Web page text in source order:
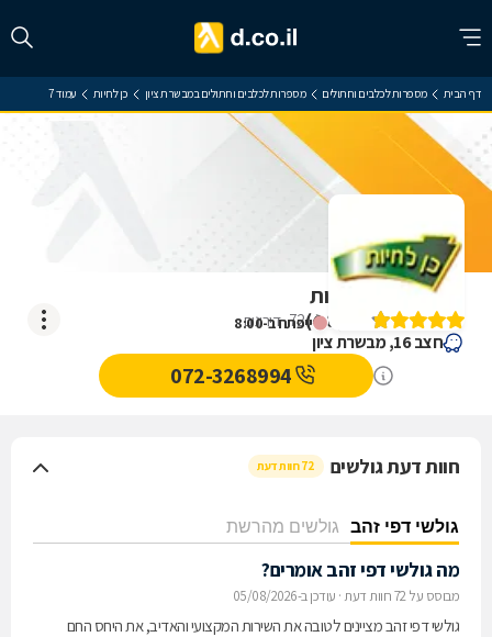
דף הבית מספרות לכלבים וחתולים מספרות לכלבים וחתולים במבשרת ציון כן לחיות עמוד 7
ייפתח ב-8:00
ביקורת על כן לחיות
4.8
)
72דירוגים
חצב 16, מבשרת ציון
072-3268994
חוות דעת גולשים 72 חוות דעת
גולשי דפי זהב גולשים מהרשת
מה גולשי דפי זהב אומרים?
מבוסס על 72 חוות דעת · עודכן ב-05/08/2026
גולשי דפי זהב מציינים לטובה את השירות המקצועי והאדיב, את היחס החם